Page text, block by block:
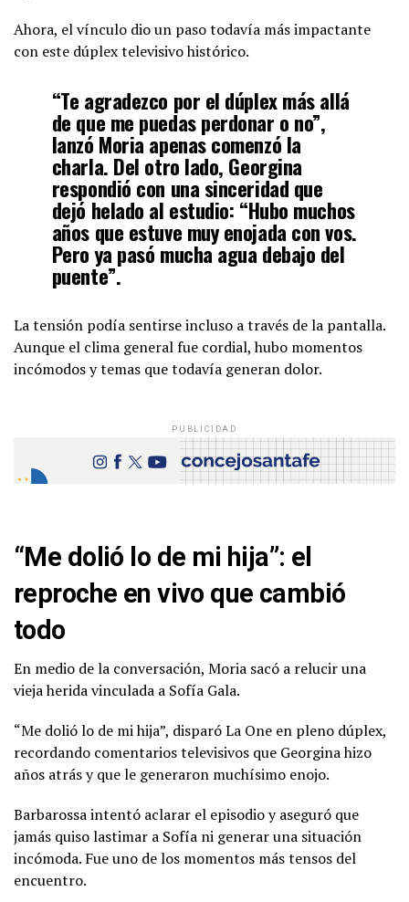
Ahora, el vínculo dio un paso todavía más impactante
con este dúplex televisivo histórico.
“Te agradezco por el dúplex más allá
de que me puedas perdonar o no”,
lanzó Moria apenas comenzó la
charla. Del otro lado, Georgina
respondió con una sinceridad que
dejó helado al estudio: “Hubo muchos
años que estuve muy enojada con vos.
Pero ya pasó mucha agua debajo del
puente”.
La tensión podía sentirse incluso a través de la pantalla.
Aunque el clima general fue cordial, hubo momentos
incómodos y temas que todavía generan dolor.
PUBLICIDAD
“Me dolió lo de mi hija”: el
reproche en vivo que cambió
todo
En medio de la conversación, Moria sacó a relucir una
vieja herida vinculada a Sofía Gala.
“Me dolió lo de mi hija”, disparó La One en pleno dúplex,
recordando comentarios televisivos que Georgina hizo
años atrás y que le generaron muchísimo enojo.
Barbarossa intentó aclarar el episodio y aseguró que
jamás quiso lastimar a Sofía ni generar una situación
incómoda. Fue uno de los momentos más tensos del
encuentro.